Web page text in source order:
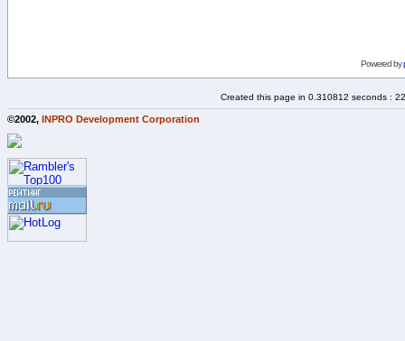
Powered by
Created this page in 0.310812 seconds :
©2002, INPRO Development Corporation